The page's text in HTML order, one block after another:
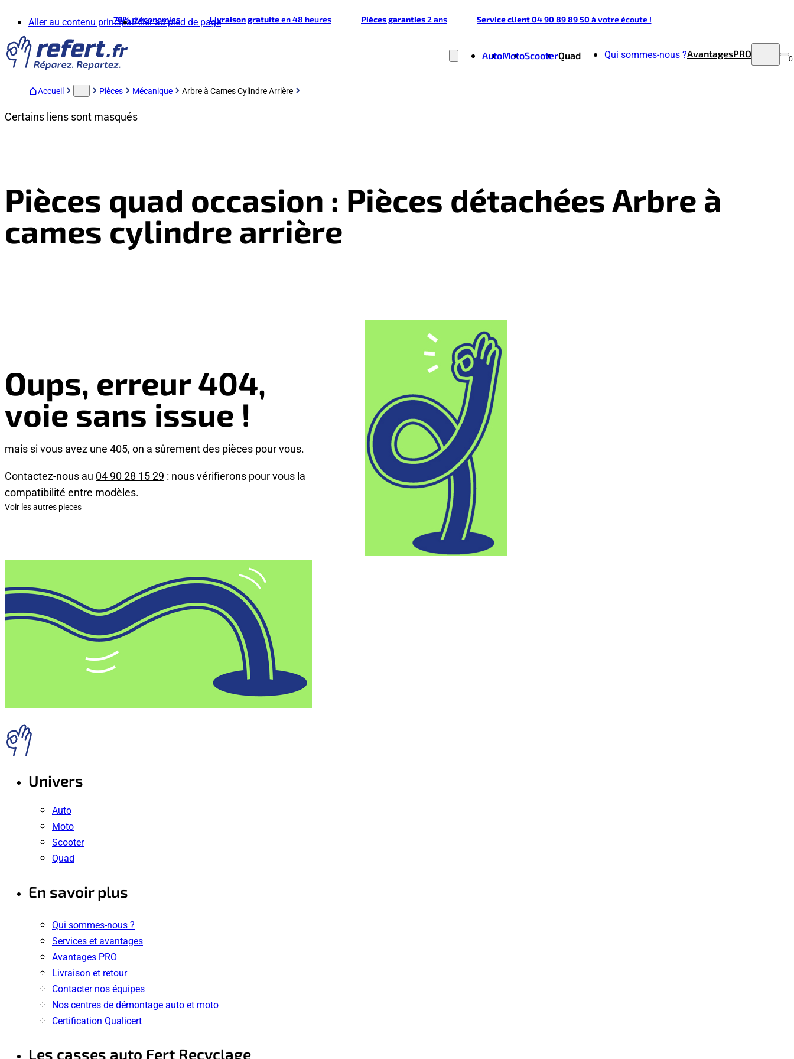
Aller au contenu principalAller au pied de page
70%d'économies Livraison gratuiteen 48 heures Pièces garanties2 ans Service client 04 90 89 89 50à votre écoute !
AutoMotoScooterQuad Qui sommes-nous ?AvantagesPRO 0
Accueil ... Pièces Mécanique Arbre à Cames Cylindre Arrière
Certains liens sont masqués
Pièces quad occasion : Pièces détachées Arbre à
cames cylindre arrière
Oups, erreur 404,
voie sans issue !
mais si vous avez une 405, on a sûrement des pièces pour vous.
Contactez-nous au 04 90 28 15 29 : nous vérifierons pour vous la
compatibilité entre modèles.
Voir les autres pieces
Univers
Auto
Moto
Scooter
Quad
En savoir plus
Qui sommes-nous ?
Services et avantages
Avantages PRO
Livraison et retour
Contacter nos équipes
Nos centres de démontage auto et moto
Certification Qualicert
Les casses auto Fert Recyclage